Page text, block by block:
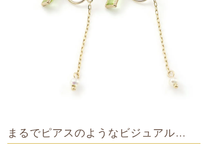
まるでピアスのようなビジュアル…